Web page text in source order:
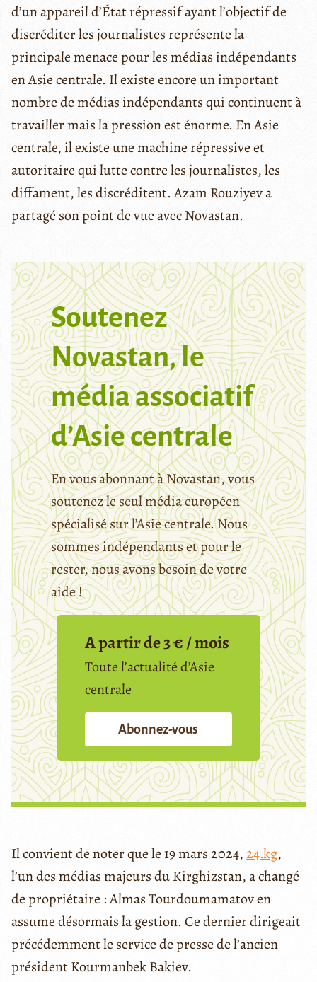
d’un appareil d’État répressif ayant l’objectif de
discréditer les journalistes représente la
principale menace pour les médias indépendants
en Asie centrale. Il existe encore un important
nombre de médias indépendants qui continuent à
travailler mais la pression est énorme. En Asie
centrale, il existe une machine répressive et
autoritaire qui lutte contre les journalistes, les
diffament, les discréditent. Azam Rouziyev a
partagé son point de vue avec Novastan.
Soutenez
Novastan, le
média associatif
d’Asie centrale
En vous abonnant à Novastan, vous
soutenez le seul média européen
spécialisé sur l’Asie centrale. Nous
sommes indépendants et pour le
rester, nous avons besoin de votre
aide !
A partir de 3 € / mois
Toute l’actualité d’Asie
centrale
Abonnez-vous
Il convient de noter que le 19 mars 2024,24.kg,
l’un des médias majeurs du Kirghizstan, a changé
de propriétaire : Almas Tourdoumamatov en
assume désormais la gestion. Ce dernier dirigeait
précédemment le service de presse de l’ancien
président Kourmanbek Bakiev.